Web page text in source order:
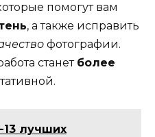
помогут вам
, а также исправить
фотографии.
станет более
13 лучших